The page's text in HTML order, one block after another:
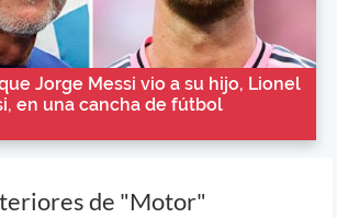
Jorge Messi vio a su hijo, Lionel
en una cancha de fútbol
de "Motor"